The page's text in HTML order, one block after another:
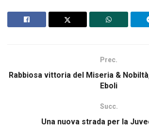
Prec.
Rabbiosa vittoria del Miseria &
Eboli
Succ.
Una nuova strada per la